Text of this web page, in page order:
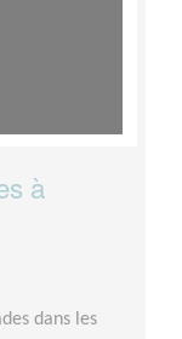
à
dans les